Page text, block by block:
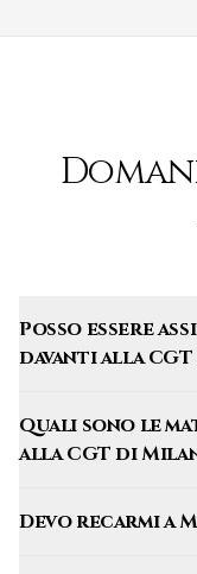
Posso essere
davanti alla
Quali sono le
alla CGT di
Devo recarmi a